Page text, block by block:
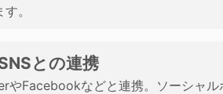
。
との連携
やFacebookなどと連携。ソーシャル